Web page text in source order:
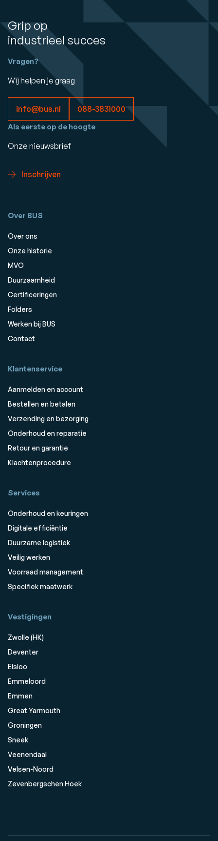
Grip op
industrieel succes
Vragen?
Wij helpen je graag
info@bus.nl 088-3831000
Als eerste op de hoogte
Onze nieuwsbrief
Inschrijven
Over BUS
Over ons
Onze historie
MVO
Duurzaamheid
Certificeringen
Folders
Werken bij BUS
Contact
Klantenservice
Aanmelden en account
Bestellen en betalen
Verzending en bezorging
Onderhoud en reparatie
Retour en garantie
Klachtenprocedure
Services
Onderhoud en keuringen
Digitale efficiëntie
Duurzame logistiek
Veilig werken
Voorraad management
Specifiek maatwerk
Vestigingen
Zwolle (HK)
Deventer
Elsloo
Emmeloord
Emmen
Great Yarmouth
Groningen
Sneek
Veenendaal
Velsen-Noord
Zevenbergschen Hoek